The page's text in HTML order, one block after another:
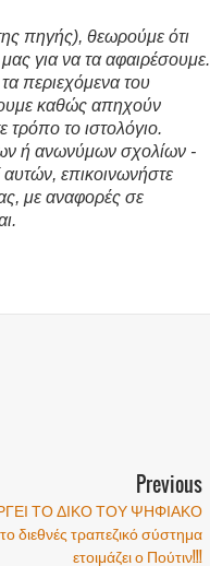
πηγής), θεωρούμε ότι
για να τα αφαιρέσουμε.
περιεχόμενα του
καθώς απηχούν
τρόπο το ιστολόγιο.
ή ανωνύμων σχολίων -
επικοινωνήστε
με αναφορές σε
Previous
ΤΟ ΔΙΚΟ ΤΟΥ ΨΗΦΙΑΚΟ
τραπεζικό σύστημα
ετοιμάζει ο Πούτιν!!!